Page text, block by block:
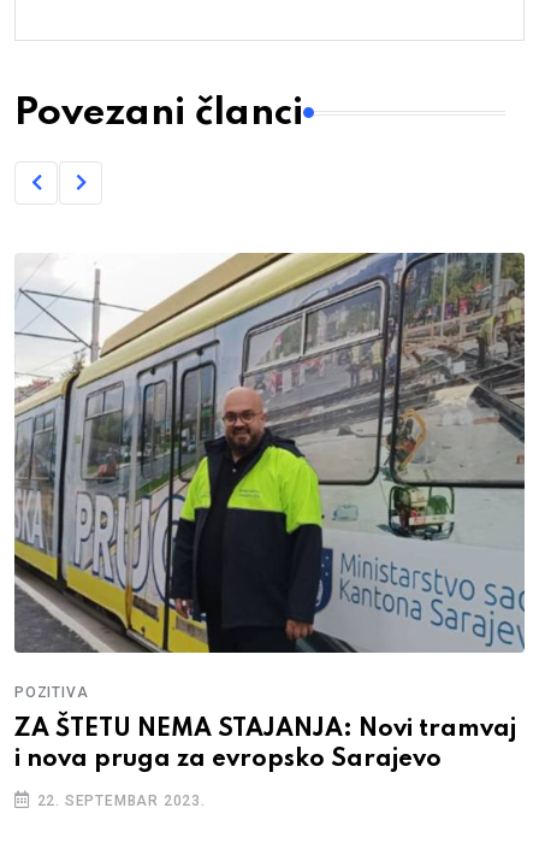
Povezani članci
POZITIVA
ZA ŠTETU NEMA STAJANJA: Novi tramvaj
i nova pruga za evropsko Sarajevo
22. SEPTEMBAR 2023.